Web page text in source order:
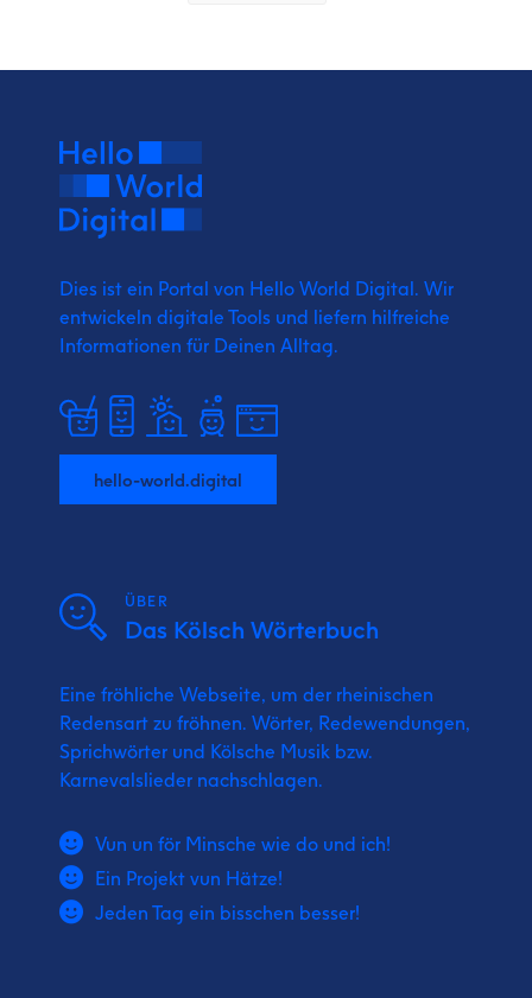
Dies ist ein Portal von Hello World Digital. Wir
entwickeln digitale Tools und liefern hilfreiche
Informationen für Deinen Alltag.
hello-world.digital
ÜBER
Das Kölsch Wörterbuch
Eine fröhliche Webseite, um der rheinischen
Redensart zu fröhnen. Wörter, Redewendungen,
Sprichwörter und Kölsche Musik bzw.
Karnevalslieder nachschlagen.
Vun un för Minsche wie do und ich!
Ein Projekt vun Hätze!
Jeden Tag ein bisschen besser!